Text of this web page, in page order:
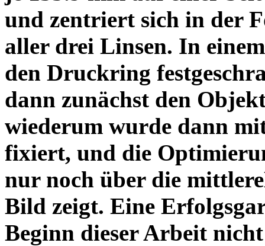
und zentriert sich in der
aller drei Linsen. In
den Druckring
dann zunächst den
wiederum wurde dann
fixiert, und die
nur noch über die
Bild zeigt. Eine
Beginn dieser Arbeit